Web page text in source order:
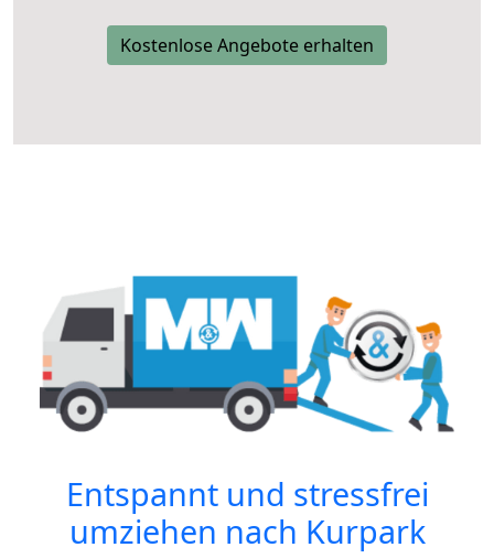
Kostenlose Angebote erhalten
Entspannt und stressfrei
umziehen nach Kurpark